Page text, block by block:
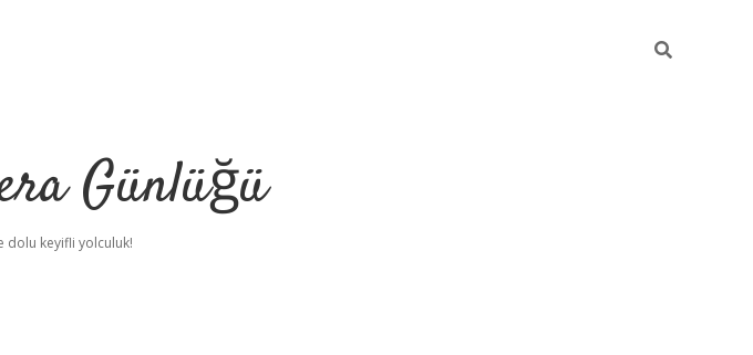
Günlüğü
dolu keyifli yolculuk!